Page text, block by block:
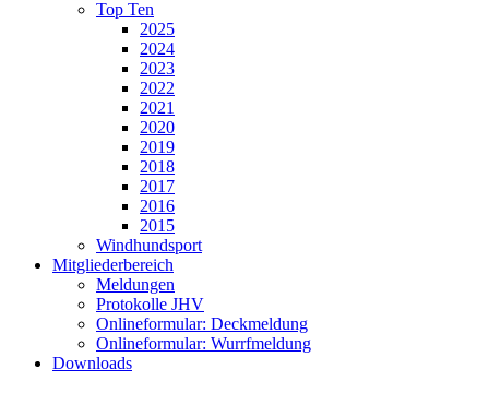
Top Ten
2025
2024
2023
2022
2021
2020
2019
2018
2017
2016
2015
Windhundsport
Mitgliederbereich
Meldungen
Protokolle JHV
Onlineformular: Deckmeldung
Onlineformular: Wurrfmeldung
Downloads